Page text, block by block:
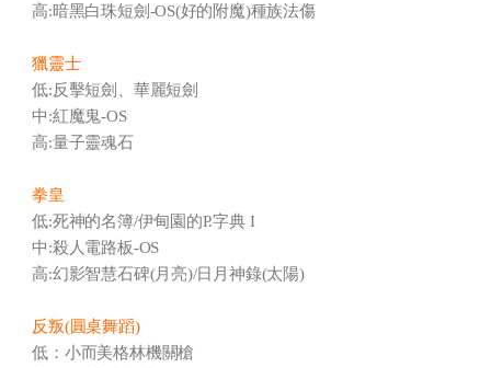
高:暗黑白珠短劍-OS(好的附魔)種族法傷
獵靈士
低:反擊短劍、華麗短劍
中:紅魔鬼-OS
高:量子靈魂石
拳皇
低:死神的名簿/伊甸園的P.字典 I
中:殺人電路板-OS
高:幻影智慧石碑(月亮)/日月神錄(太陽)
反叛(圓桌舞蹈)
低：小而美格林機關槍